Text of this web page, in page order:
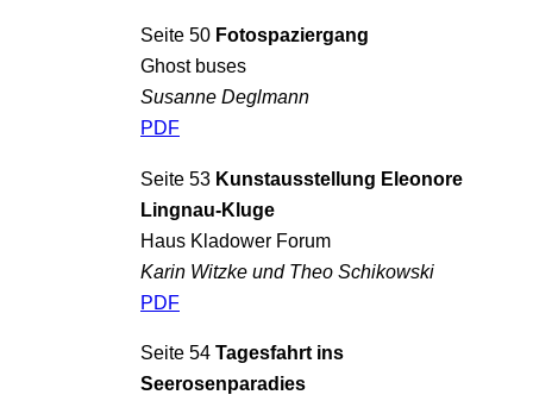
Seite 50 Fotospaziergang
Ghost buses
Susanne Deglmann
PDF
Seite 53 Kunstausstellung Eleonore
Lingnau-Kluge
Haus Kladower Forum
Karin Witzke und Theo Schikowski
PDF
Seite 54 Tagesfahrt ins
Seerosenparadies